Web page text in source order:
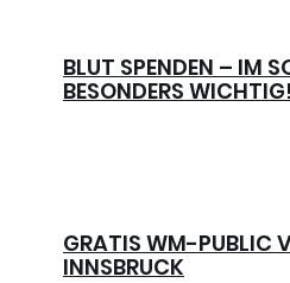
BLUT SPENDEN – IM
BESONDERS WICHTIG!
GRATIS WM-PUBLIC
INNSBRUCK